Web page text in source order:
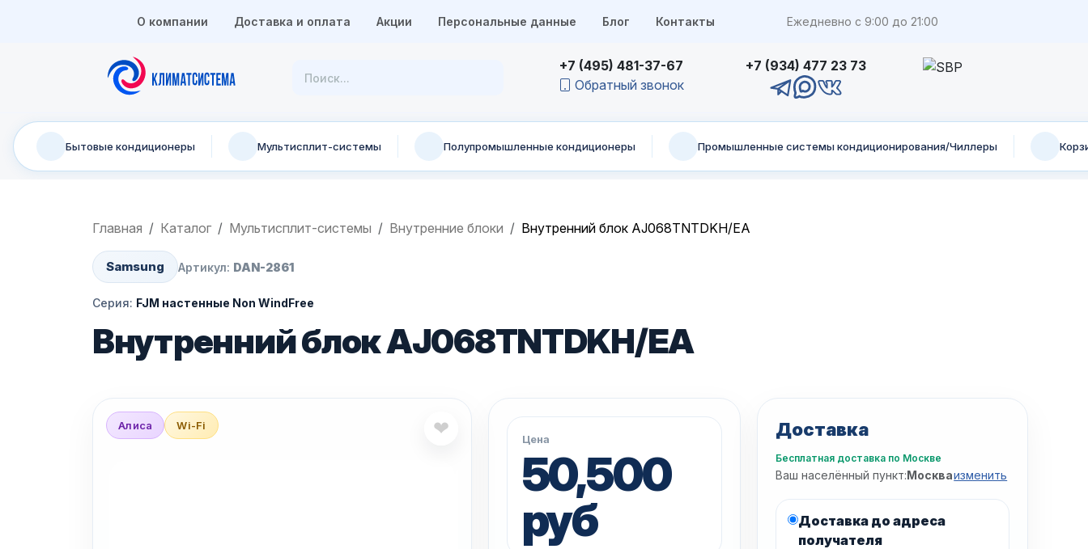
О компании Доставка и оплата Акции Персональные данные Блог Контакты Ежедневно с 9:00 до 21:00
+7 (495) 481-37-67
Обратный звонок
+7 (934) 477 23 73
Бытовые кондиционеры Мультисплит-системы Полупромышленные кондиционеры Промышленные системы кондиционирования/Чиллеры
Главная Каталог Мультисплит-системы Внутренние блоки Внутренний блок AJ068TNTDKH/EA
Samsung Артикул: DAN-2861
Серия: FJM настенные Non WindFree
Внутренний блок AJ068TNTDKH/EA
Алиса Wi-Fi ❤ Цена
50,500
руб
Доставка
Бесплатная доставка по Москве
Ваш населённый пункт:Москваизменить
Доставка до адреса
получателя